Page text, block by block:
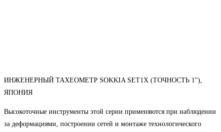
ИНЖЕНЕРНЫЙ ТАХЕОМЕТР SOKKIA SET1X (ТОЧНОСТЬ 1"),
ЯПОНИЯ
Высокоточные инструменты этой серии применяются при наблюдении
за деформациями, построении сетей и монтаже технологического